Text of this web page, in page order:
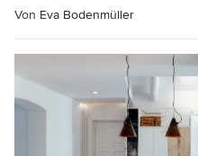
Von Eva Bodenmüller